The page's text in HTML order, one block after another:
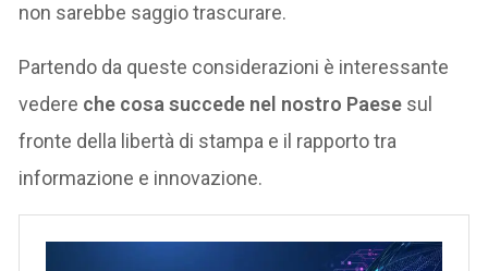
non sarebbe saggio trascurare.
Partendo da queste considerazioni è interessante
vedere che cosa succede nel nostro Paese sul
fronte della libertà di stampa e il rapporto tra
informazione e innovazione.